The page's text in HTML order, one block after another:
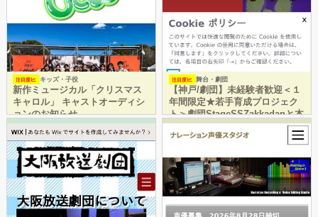
注目度 キッズ・子役
新作ミュージカル「クリスマス
キャロル」 キャストオーディシ
ョンのお知らせ
注目度 舞台・劇団
【神戸/劇団】未経験者歓迎＜１
年間限定★若手育成プロジェク
ト＞劇団StageSSZakkadanと本
気で舞台を創る「SS体験チー
ム」夏期メン